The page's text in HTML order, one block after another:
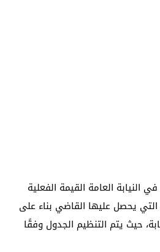
النيابة العامة القيمة الفعلية
التي يحصل عليها القاضي بناء على
حيث يتم التنظيم الجدول وفقًا